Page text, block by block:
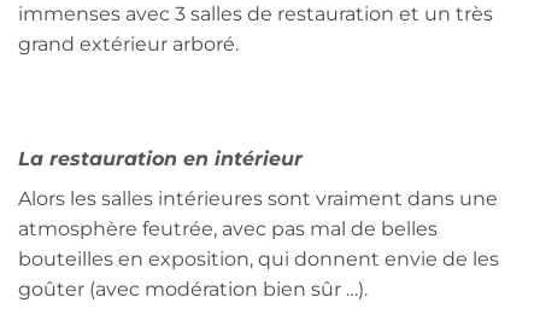
immenses avec 3 salles de restauration et un très
grand extérieur arboré.
La restauration en intérieur
Alors les salles intérieures sont vraiment dans une
atmosphère feutrée, avec pas mal de belles
bouteilles en exposition, qui donnent envie de les
goûter (avec modération bien sûr …).